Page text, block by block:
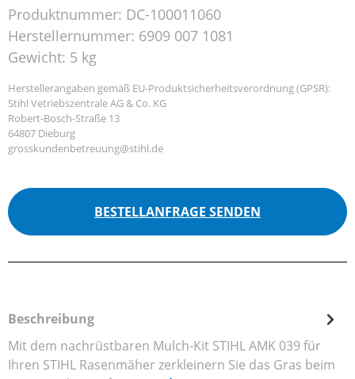
Produktnummer: DC-100011060
Herstellernummer: 6909 007 1081
Gewicht: 5 kg
Herstellerangaben gemäß EU-Produktsicherheitsverordnung (GPSR):
Stihl Vetriebszentrale AG & Co. KG
Robert-Bosch-Straße 13
64807 Dieburg
grosskundenbetreuung@stihl.de
BESTELLANFRAGE SENDEN
Beschreibung
Mit dem nachrüstbaren Mulch-Kit STIHL AMK 039 für
Ihren STIHL Rasenmäher zerkleinern Sie das Gras beim